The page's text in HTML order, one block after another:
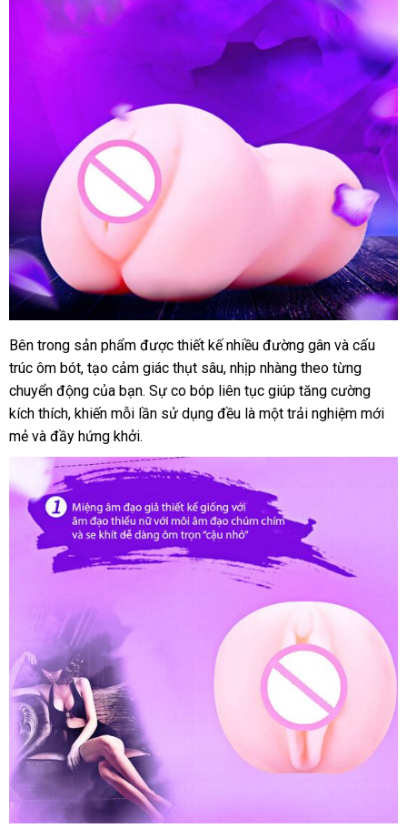
Âm
đạo
giả
silicone
mềm
bót
chân
thật
kích
Bên trong sản phẩm được thiết kế nhiều đường gân và cấu
trúc ôm bót, tạo cảm giác thụt sâu, nhịp nhàng theo từng
chuyển động của bạn. Sự co bóp liên tục giúp tăng cường
kích thích, khiến mỗi lần sử dụng đều là một trải nghiệm mới
mẻ và đầy hứng khởi.